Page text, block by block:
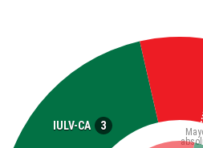
IULV-CA 3